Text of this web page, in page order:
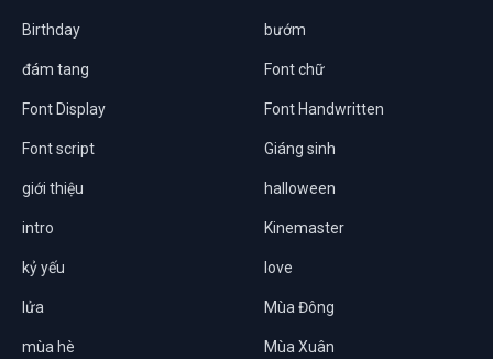
Birthday bướm
đám tang Font chữ
Font Display Font Handwritten
Font script Giáng sinh
giới thiệu halloween
intro Kinemaster
kỷ yếu love
lửa Mùa Đông
mùa hè Mùa Xuân